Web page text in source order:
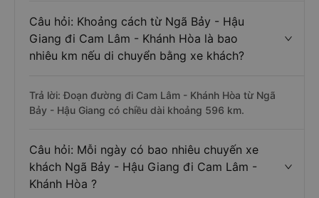
Câu hỏi: Khoảng cách từ Ngã Bảy - Hậu
Giang đi Cam Lâm - Khánh Hòa là bao
nhiêu km nếu di chuyển bằng xe khách?
Trả lời: Đoạn đường đi Cam Lâm - Khánh Hòa từ Ngã
Bảy - Hậu Giang có chiều dài khoảng 596 km.
Câu hỏi: Mỗi ngày có bao nhiêu chuyến xe
khách Ngã Bảy - Hậu Giang đi Cam Lâm -
Khánh Hòa ?